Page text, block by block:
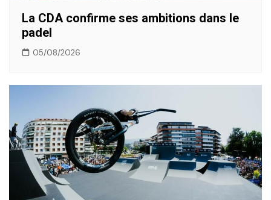
La CDA confirme ses ambitions dans le
padel
05/08/2026